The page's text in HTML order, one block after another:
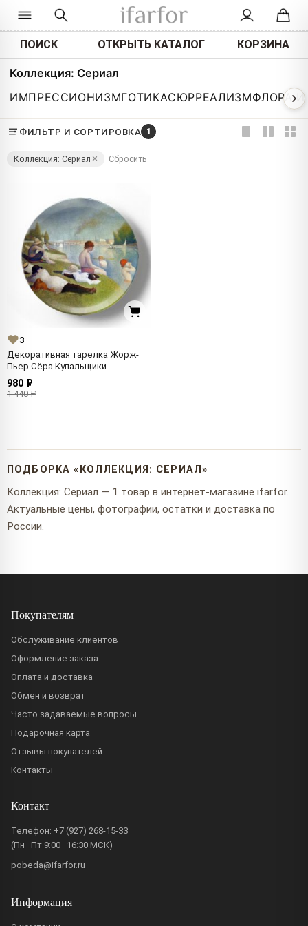
ПОИСК ОТКРЫТЬ КАТАЛОГ КОРЗИНА
Коллекция: Сериал
ИМПРЕССИОНИЗМГОТИКАСЮРРЕАЛИЗМФЛОРА
ФИЛЬТР И СОРТИРОВКА 1
Коллекция: Сериал Сбросить
3
Декоративная тарелка Жорж-
Пьер Сёра Купальщики
980 ₽
1 440 ₽
ПОДБОРКА «КОЛЛЕКЦИЯ: СЕРИАЛ»
Коллекция: Сериал — 1 товар в интернет-магазине ifarfor.
Актуальные цены, фотографии, остатки и доставка по
России.
Покупателям
Обслуживание клиентов
Оформление заказа
Оплата и доставка
Обмен и возврат
Часто задаваемые вопросы
Подарочная карта
Отзывы покупателей
Контакты
Контакт
Телефон: +7 (927) 268-15-33
(Пн–Пт 9:00–16:30 МСК)
pobeda@ifarfor.ru
Информация